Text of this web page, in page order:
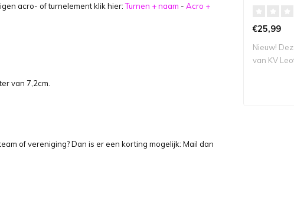
acro- of turnelement klik hier:Turnen + naam - Acro +
van 7,2cm.
of vereniging? Dan is er een korting mogelijk: Mail dan
€25,99
Nieuw!
van KV